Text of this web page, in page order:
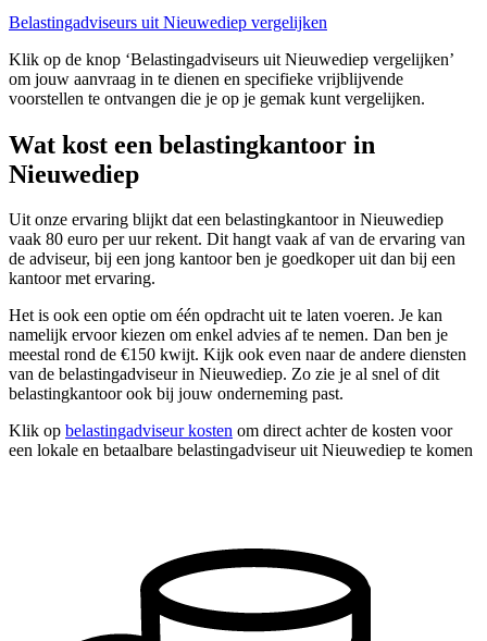
Belastingadviseurs uit Nieuwediep vergelijken
Klik op de knop ‘Belastingadviseurs uit Nieuwediep vergelijken’
om jouw aanvraag in te dienen en specifieke vrijblijvende
voorstellen te ontvangen die je op je gemak kunt vergelijken.
Wat kost een belastingkantoor in
Nieuwediep
Uit onze ervaring blijkt dat een belastingkantoor in Nieuwediep
vaak 80 euro per uur rekent. Dit hangt vaak af van de ervaring van
de adviseur, bij een jong kantoor ben je goedkoper uit dan bij een
kantoor met ervaring.
Het is ook een optie om één opdracht uit te laten voeren. Je kan
namelijk ervoor kiezen om enkel advies af te nemen. Dan ben je
meestal rond de €150 kwijt. Kijk ook even naar de andere diensten
van de belastingadviseur in Nieuwediep. Zo zie je al snel of dit
belastingkantoor ook bij jouw onderneming past.
Klik op belastingadviseur kosten om direct achter de kosten voor
een lokale en betaalbare belastingadviseur uit Nieuwediep te komen